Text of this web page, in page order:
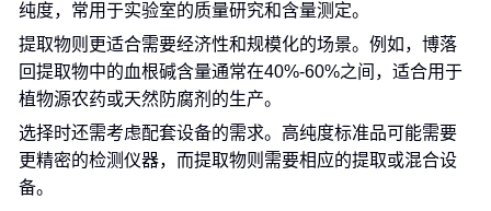
纯度，常用于实验室的质量研究和含量测定。
提取物则更适合需要经济性和规模化的场景。例如，博落
回提取物中的血根碱含量通常在40%-60%之间，适合用于
植物源农药或天然防腐剂的生产。
选择时还需考虑配套设备的需求。高纯度标准品可能需要
更精密的检测仪器，而提取物则需要相应的提取或混合设
备。